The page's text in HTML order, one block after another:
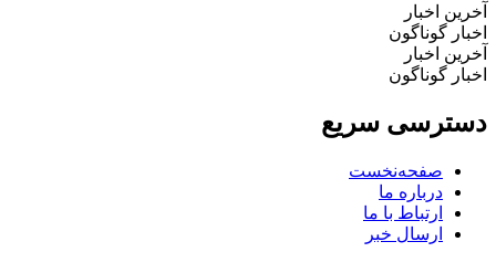
اخبار
گوناگون
اخبار
گوناگون
سریع
صفحه‌نخست
درباره ما
ارتباط با ما
ارسال خبر